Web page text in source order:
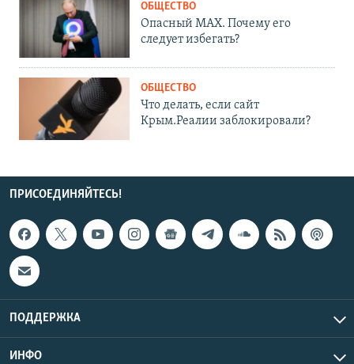
ОБЩЕСТВО
Опасный MAX. Почему его
следует избегать?
ОБЩЕСТВО
Что делать, если сайт
Крым.Реалии заблокировали?
ПРИСОЕДИНЯЙТЕСЬ!
ПОДДЕРЖКА
ИНФО